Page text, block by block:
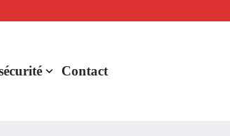
Contact